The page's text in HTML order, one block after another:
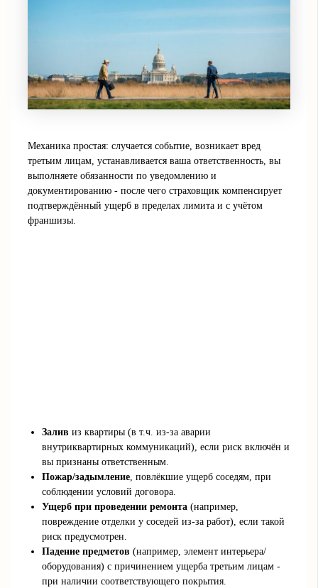
Механика простая: случается событие, возникает вред
третьим лицам, устанавливается ваша ответственность, вы
выполняете обязанности по уведомлению и
документированию - после чего страховщик компенсирует
подтверждённый ущерб в пределах лимита и с учётом
франшизы.
Залив из квартиры (в т.ч. из-за аварии
внутриквартирных коммуникаций), если риск включён и
вы признаны ответственным.
Пожар/задымление, повлёкшие ущерб соседям, при
соблюдении условий договора.
Ущерб при проведении ремонта (например,
повреждение отделки у соседей из-за работ), если такой
риск предусмотрен.
Падение предметов (например, элемент интерьера/
оборудования) с причинением ущерба третьим лицам -
при наличии соответствующего покрытия.